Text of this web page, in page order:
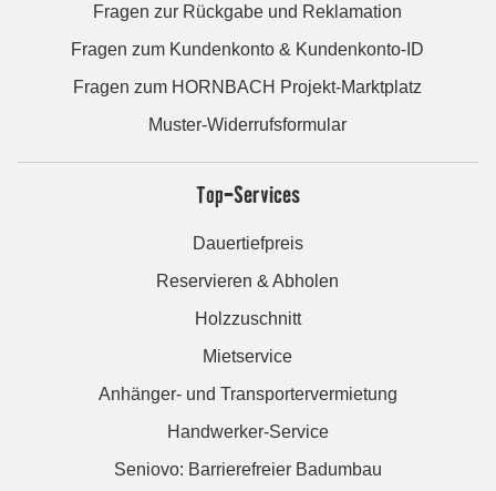
Fragen zur Rückgabe und Reklamation
Fragen zum Kundenkonto & Kundenkonto-ID
Fragen zum HORNBACH Projekt-Marktplatz
Muster-Widerrufsformular
Top-Services
Dauertiefpreis
Reservieren & Abholen
Holzzuschnitt
Mietservice
Anhänger- und Transportervermietung
Handwerker-Service
Seniovo: Barrierefreier Badumbau